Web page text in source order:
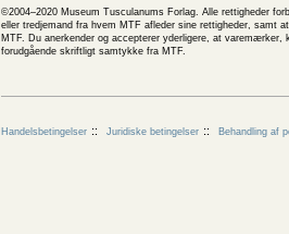
©2004–2020 Museum Tusculanums Forlag. Alle rettigheder
eller tredjemand fra hvem MTF afleder sine rettigheder, samt
MTF. Du anerkender og accepterer yderligere, at
forudgående skriftligt samtykke fra MTF.
Handelsbetingelser Juridiske betingelser Behandling af